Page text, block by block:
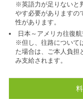
※英語力が足りないと
やす必要がありますの
性があります。
日本～アメリカ往復
※但し、往路について
た場合は、ご本人負担
み支給されます。